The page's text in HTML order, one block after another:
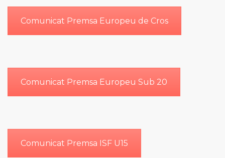
Comunicat Premsa Europeu de Cros
Comunicat Premsa Europeu Sub 20
Comunicat Premsa ISF U15